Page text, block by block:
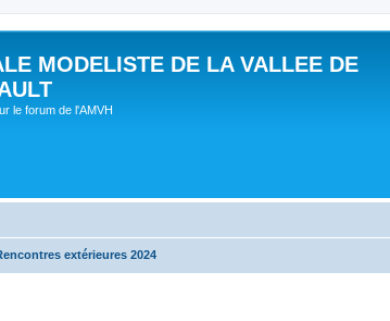
MODELISTE DE LA VALLEE DE
le forum de l'AMVH
extérieures 2024